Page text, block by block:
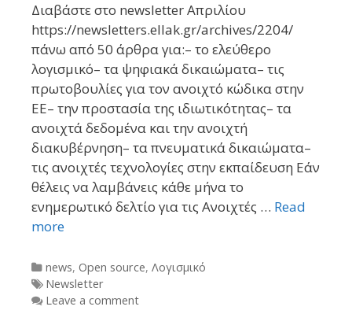
Διαβάστε στο newsletter Απριλίου
https://newsletters.ellak.gr/archives/2204/
πάνω από 50 άρθρα για:– το ελεύθερο
λογισμικό– τα ψηφιακά δικαιώματα– τις
πρωτοβουλίες για τον ανοιχτό κώδικα στην
ΕΕ– την προστασία της ιδιωτικότητας– τα
ανοιχτά δεδομένα και την ανοιχτή
διακυβέρνηση– τα πνευματικά δικαιώματα–
τις ανοιχτές τεχνολογίες στην εκπαίδευση Εάν
θέλεις να λαμβάνεις κάθε μήνα το
ενημερωτικό δελτίο για τις Ανοιχτές … Read
more
Categories
news, Open source, Λογισμικό
Tags
Newsletter
Leave a comment